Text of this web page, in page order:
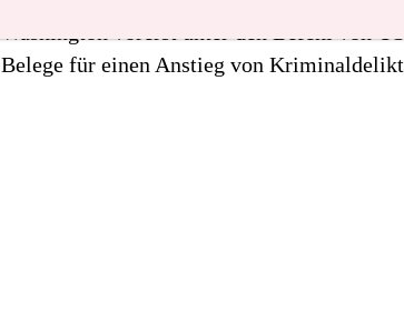
Belege für einen Anstieg von